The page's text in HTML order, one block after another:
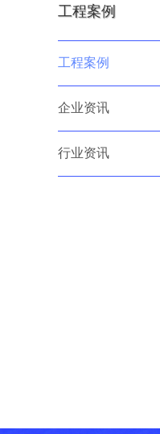
工程案例
工程案例
企业资讯
行业资讯